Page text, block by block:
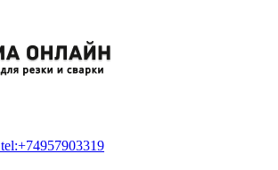
tel:+74957903319